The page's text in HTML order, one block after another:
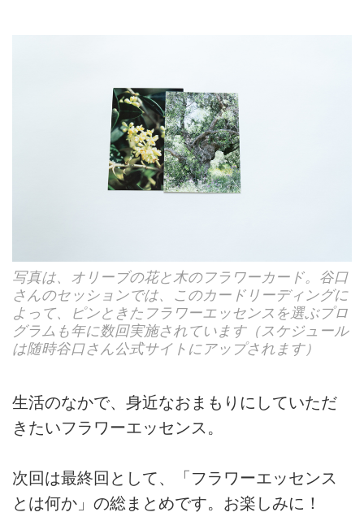
写真は、オリーブの花と木のフラワーカード。谷口
さんのセッションでは、このカードリーディングに
よって、ピンときたフラワーエッセンスを選ぶプロ
グラムも年に数回実施されています（スケジュール
は随時谷口さん公式サイトにアップされます）
生活のなかで、身近なおまもりにしていただ
きたいフラワーエッセンス。
次回は最終回として、「フラワーエッセンス
とは何か」の総まとめです。お楽しみに！